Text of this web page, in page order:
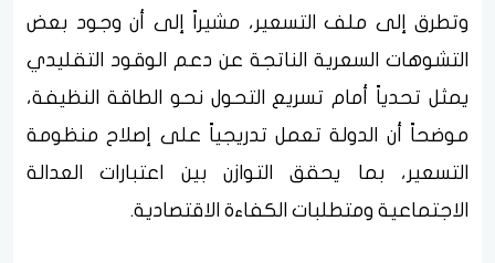
وتطرق إلى ملف التسعير، مشيراً إلى أن وجود بعض
التشوهات السعرية الناتجة عن دعم الوقود التقليدي
يمثل تحدياً أمام تسريع التحول نحو الطاقة النظيفة،
موضحاً أن الدولة تعمل تدريجياً على إصلاح منظومة
التسعير، بما يحقق التوازن بين اعتبارات العدالة
الاجتماعية ومتطلبات الكفاءة الاقتصادية.